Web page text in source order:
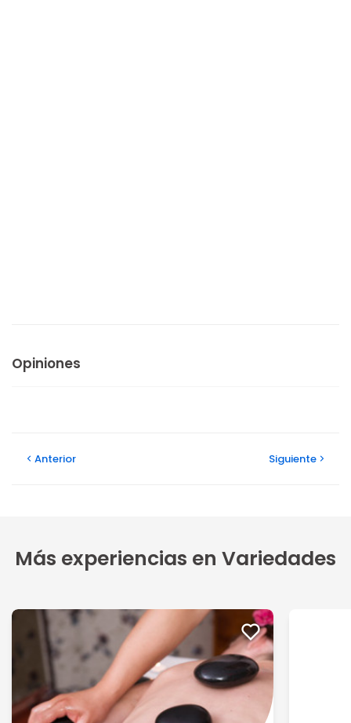
Opiniones
Anterior Siguiente
Más experiencias en Variedades